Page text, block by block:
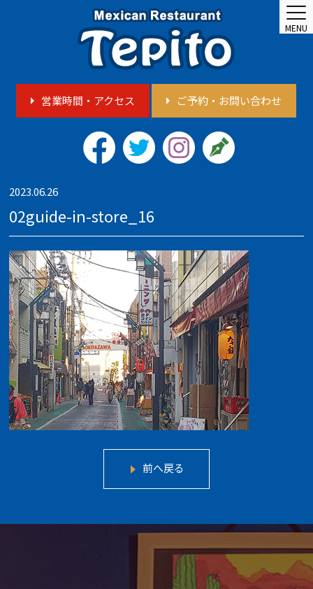
営業時間・アクセス ご予約・お問い合わせ
MENU
2023.06.26
02guide-in-store_16
前へ戻る